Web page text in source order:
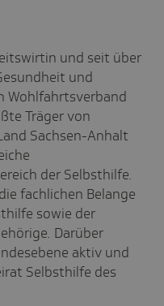
und seit über
und
Wohlfahrtsverband
Träger von
Sachsen-Anhalt
der Selbsthilfe.
fachlichen Belange
sowie der
Darüber
aktiv und
Selbsthilfe des